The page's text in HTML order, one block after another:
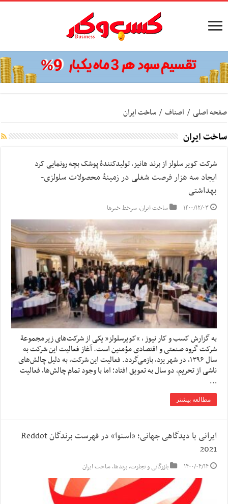
صفحه اصلی / اصناف / ساخت ایران
ساخت ایران
شرکت کویر سلولز از برند هانیز، تولیدکنندۀ پوشک بچه رونمایی کرد
ایجاد سه هزار فرصت شغلی در زمینۀ محصولات سلولزی-
بهداشتی
۱۴۰۰/۱۲/۰۳ ساخت ایران,سرخط خبرها
به گزارش کسب و کار نیوز ، “کویرسلولز” یکی از شرکت‌های زیرمجموعۀ
شرکت گروه صنعتی و اقتصادی مؤمنین است. آغاز فعالیت این شرکت به
سال ۱۳۹۶، در شهر یزد، بازمی‌گردد. فعالیت این شرکت، به دلیل چالش‌های
ناشی از تحریم، دو سال به تعویق افتاد؛ اما با وجود تمام چالش‌ها، فعالیت
…
مطالعه بیشتر
ایرانی با دیدگاهی جهانی؛ «اسنوا» در فهرست برندگان Reddot
2021
۱۴۰۰/۰۴/۱۴ بازرگانی و تجارت,برندها,ساخت ایران